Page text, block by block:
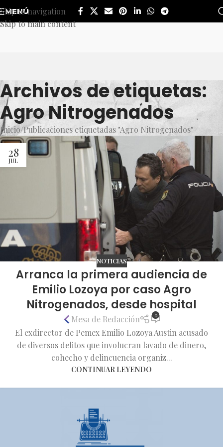
Skip to navigation
Skip to main content
MENÚ
Archivos de etiquetas:
Agro Nitrogenados
Inicio Publicaciones etiquetadas "Agro Nitrogenados"
28
JUL
NOTICIAS
Arranca la primera audiencia de
Emilio Lozoya por caso Agro
Nitrogenados, desde hospital
Mesa de Redacción 0
El exdirector de Pemex Emilio Lozoya Austin acusado
de diversos delitos que involucran lavado de dinero,
cohecho y delincuencia organiz...
CONTINUAR LEYENDO